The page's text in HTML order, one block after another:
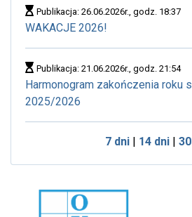
Publikacja: 26.06.2026r., godz. 18:37
WAKACJE 2026!
Publikacja: 21.06.2026r., godz. 21:54
Harmonogram zakończenia roku
2025/2026
7 dni| 14 dni|